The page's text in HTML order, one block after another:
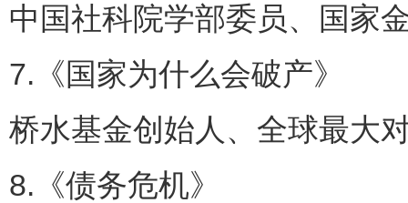
中国社科院学部委员、国家
7.《国家为什么会破产》
桥水基金创始人、全球最大
8.《债务危机》